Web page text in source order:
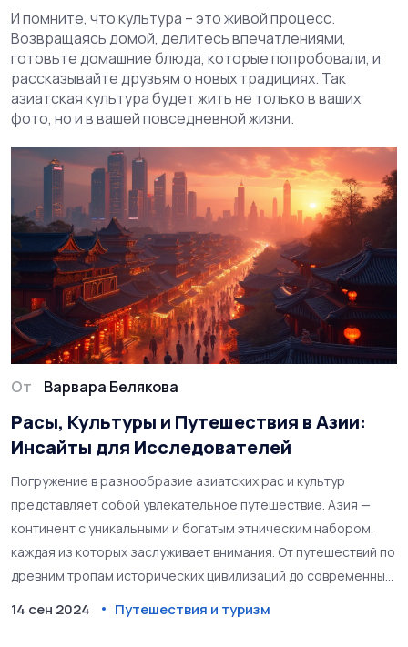
И помните, что культура – это живой процесс.
Возвращаясь домой, делитесь впечатлениями,
готовьте домашние блюда, которые попробовали, и
рассказывайте друзьям о новых традициях. Так
азиатская культура будет жить не только в ваших
фото, но и в вашей повседневной жизни.
От Варвара Белякова
Расы, Культуры и Путешествия в Азии:
Инсайты для Исследователей
Погружение в разнообразие азиатских рас и культур
представляет собой увлекательное путешествие. Азия —
континент с уникальными и богатым этническим набором,
каждая из которых заслуживает внимания. От путешествий по
древним тропам исторических цивилизаций до современных
уголки Азии и её обитателей. Благодаря этим знаниям ваш
14 сен 2024 Путешествия и туризм